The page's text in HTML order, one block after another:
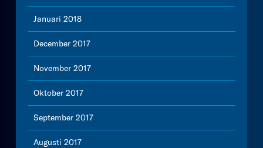
Januari 2018
December 2017
November 2017
Oktober 2017
September 2017
Augusti 2017